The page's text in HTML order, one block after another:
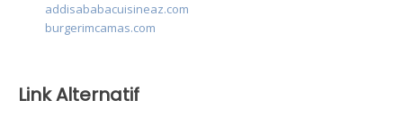
addisababacuisineaz.com
burgerimcamas.com
Link Alternatif